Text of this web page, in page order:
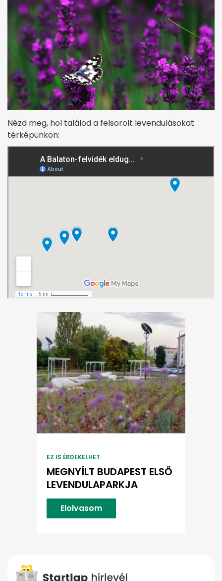
Nézd meg, hol találod a felsorolt levendulásokat
térképünkön:
EZ IS ÉRDEKELHET:
MEGNYÍLT BUDAPEST ELSŐ
LEVENDULAPARKJA
Elolvasom